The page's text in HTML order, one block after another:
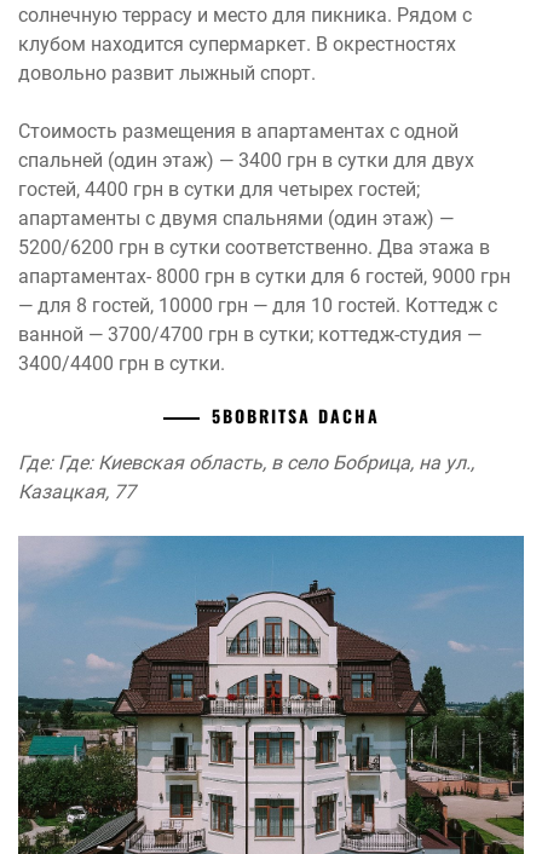
солнечную террасу и место для пикника. Рядом с
клубом находится супермаркет. В окрестностях
довольно развит лыжный спорт.
Стоимость размещения в апартаментах с одной
спальней (один этаж) — 3400 грн в сутки для двух
гостей, 4400 грн в сутки для четырех гостей;
апартаменты с двумя спальнями (один этаж) —
5200/6200 грн в сутки соответственно. Два этажа в
апартаментах- 8000 грн в сутки для 6 гостей, 9000 грн
— для 8 гостей, 10000 грн — для 10 гостей. Коттедж с
ванной — 3700/4700 грн в сутки; коттедж-студия —
3400/4400 грн в сутки.
5BOBRITSA DACHA
Где: Где: Киевская область, в село Бобрица, на ул.,
Казацкая, 77